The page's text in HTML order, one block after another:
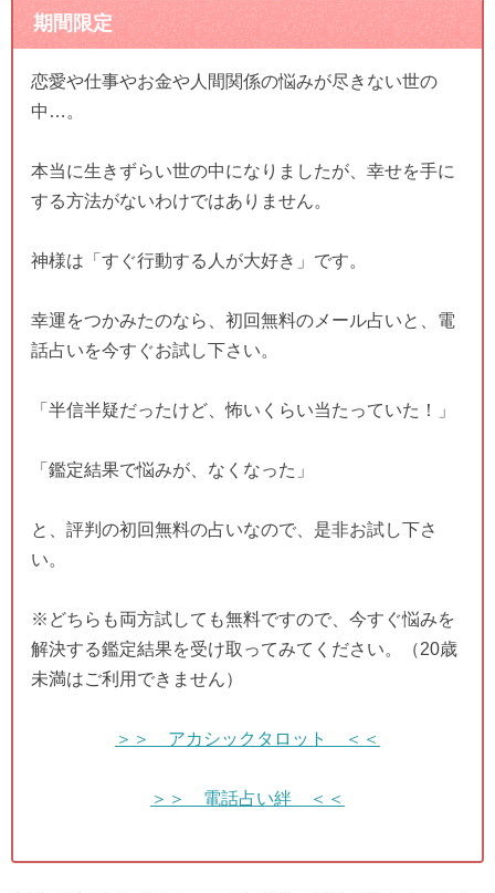
期間限定
恋愛や仕事やお金や人間関係の悩みが尽きない世の
中…。
本当に生きずらい世の中になりましたが、幸せを手に
する方法がないわけではありません。
神様は「すぐ行動する人が大好き」です。
幸運をつかみたのなら、初回無料のメール占いと、電
話占いを今すぐお試し下さい。
「半信半疑だったけど、怖いくらい当たっていた！」
「鑑定結果で悩みが、なくなった」
と、評判の初回無料の占いなので、是非お試し下さ
い。
※どちらも両方試しても無料ですので、今すぐ悩みを
解決する鑑定結果を受け取ってみてください。（20歳
未満はご利用できません）
＞＞ アカシックタロット ＜＜
＞＞ 電話占い絆 ＜＜